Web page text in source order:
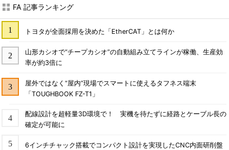
FA 記事ランキング
トヨタが全面採用を決めた「EtherCAT」とは何か
山形カシオで“チープカシオ”の自動組み立てラインが稼働、生産効
率が約3倍に
屋外ではなく“屋内”現場でスマートに使えるタフネス端末
「TOUGHBOOK FZ-T1」
配線設計を超軽量3D環境で！ 実機を待たずに経路とケーブル長の
確定が可能に
6インチチャック搭載でコンパクト設計を実現したCNC内面研削盤